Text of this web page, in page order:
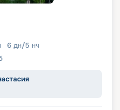
6 дн/5 нч